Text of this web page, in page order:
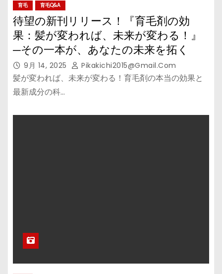
育毛 育毛Q&A
待望の新刊リリース！『育毛剤の効
果：髪が変われば、未来が変わる！』
─その一本が、あなたの未来を拓く
9月 14, 2025 Pikakichi2015@gmail.com
髪が変われば、未来が変わる！育毛剤の本当の効果と
最新成分の科…